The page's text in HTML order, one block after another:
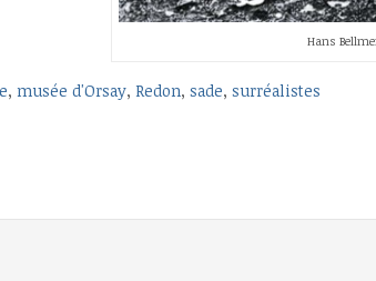
Hans
, musée d'Orsay, Redon, sade, surréalistes